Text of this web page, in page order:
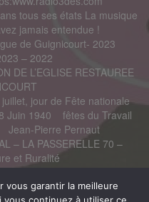
tous ses états La musique
jamais entendue !
de Guignicourt- 2023
– 2022
DE L’EGLISE RESTAUREE
jour de Fête nationale
Juin 1940
fêtes du Travail
Jean-Pierre Pernaut
– LA PASSERELLE 70 –
et Ruralité
aux radios associatives
vous garantir la meilleure